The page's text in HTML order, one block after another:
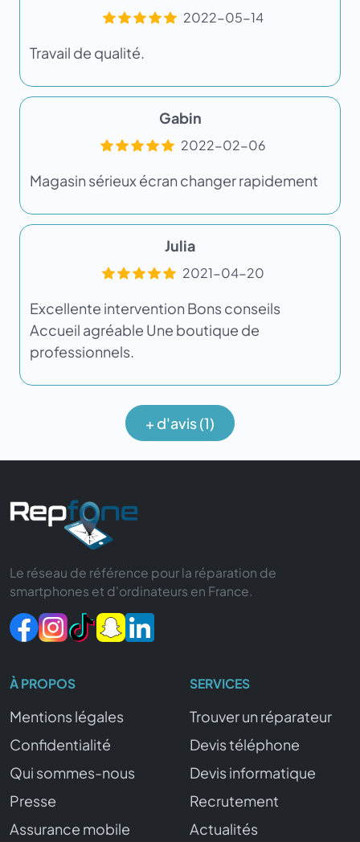
2022-05-14
Travail de qualité.
Gabin
2022-02-06
Magasin sérieux écran changer rapidement
Julia
2021-04-20
Excellente intervention Bons conseils
Accueil agréable Une boutique de
professionnels.
+ d'avis (1)
Le réseau de référence pour la réparation de
smartphones et d'ordinateurs en France.
À PROPOS
Mentions légales
Confidentialité
Qui sommes-nous
Presse
Assurance mobile
SERVICES
Trouver un réparateur
Devis téléphone
Devis informatique
Recrutement
Actualités